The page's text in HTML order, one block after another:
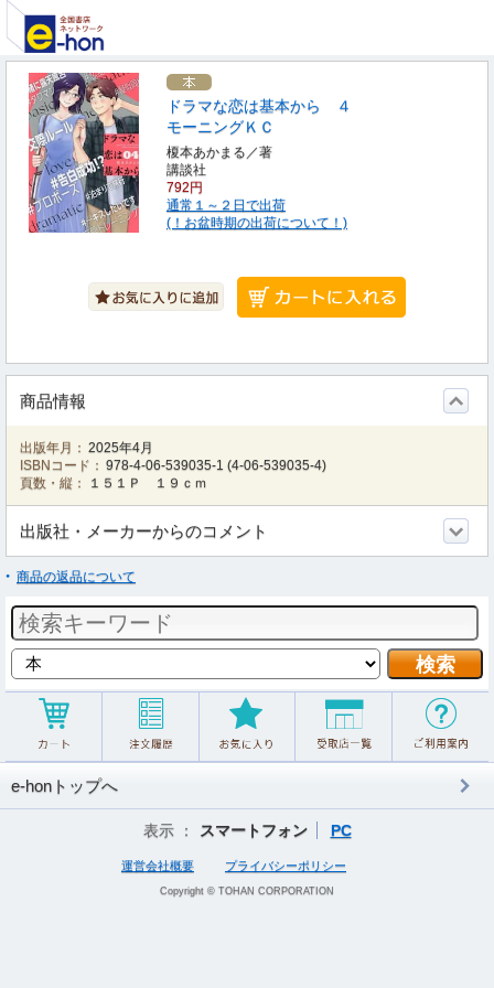
ドラマな恋は基本から ４
モーニングＫＣ
榎本あかまる／著
講談社
792円
通常１～２日で出荷
(！お盆時期の出荷について！)
商品情報
出版年月： 2025年4月
ISBNコード： 978-4-06-539035-1 (4-06-539035-4)
頁数・縦：
１５１Ｐ １９ｃｍ
出版社・メーカーからのコメント
商品の返品について
e-honトップへ
表示 ： スマートフォン PC
運営会社概要 プライバシーポリシー
Copyright © TOHAN CORPORATION